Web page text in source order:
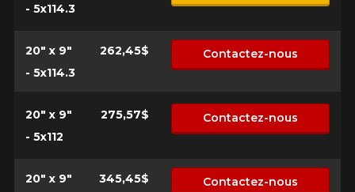
- 5x114.3
20" x 9"
- 5x114.3
262,45$ Contactez-nous
20" x 9"
- 5x112
275,57$ Contactez-nous
20" x 9"
345,45$ Contactez-nous